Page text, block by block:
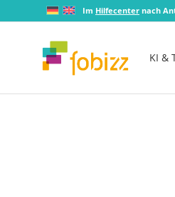
Im Hilfecenter nach
KI &